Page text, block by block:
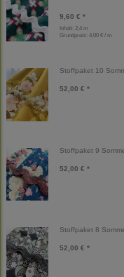
9,60 € *
Inhalt: 2,4 m
Grundpreis: 4,00 € / m
Stoffpaket 10
52,00 € *
Stoffpaket 9
52,00 € *
Stoffpaket 8
52,00 € *